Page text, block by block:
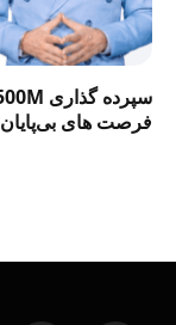
فرصت‌ های بی‌پایان